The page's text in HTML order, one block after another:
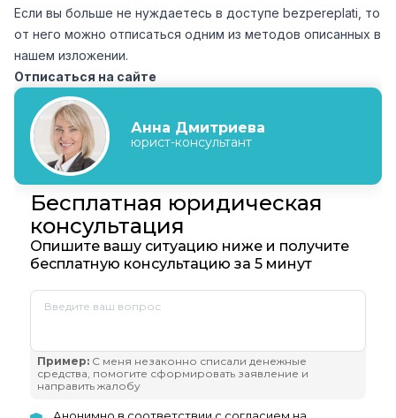
Если вы больше не нуждаетесь в доступе bezpereplati, то
от него можно отписаться одним из методов описанных в
нашем изложении.
Отписаться на сайте